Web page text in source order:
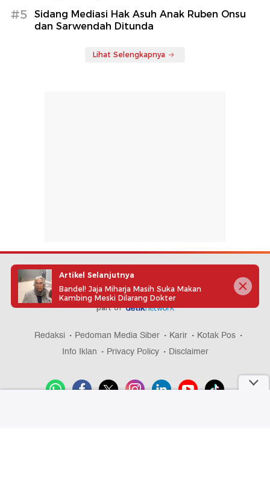
#5
Sidang Mediasi Hak Asuh Anak Ruben Onsu
dan Sarwendah Ditunda
Lihat Selengkapnya
part of
Redaksi Pedoman Media Siber Karir
Kotak Pos
Info Iklan
Privacy Policy Disclaimer
Artikel Selanjutnya
Bandel! Jaja Miharja Masih Suka Makan
Kambing Meski Dilarang Dokter